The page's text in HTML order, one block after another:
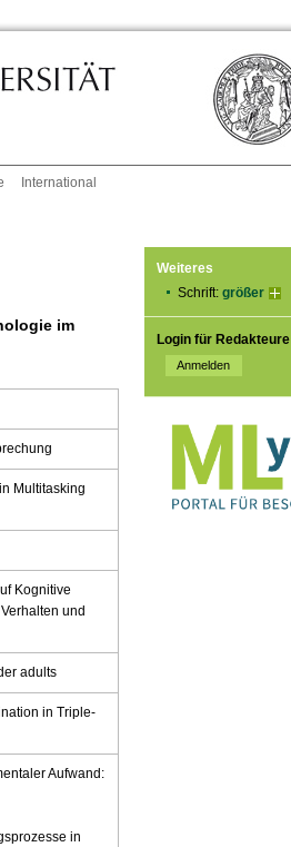
International
Weiteres
Schrift: größer
Login für Redakteure
im
Multitasking
Kognitive
und
adults
in Triple-
Aufwand:
in